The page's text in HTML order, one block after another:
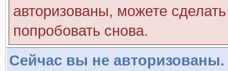
авторизованы, можете
попробовать снова.
Сейчас вы не авторизованы.